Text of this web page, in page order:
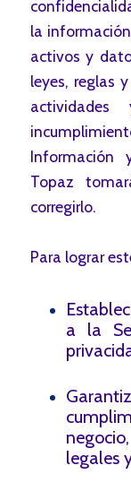
la
activos y
leyes, reglas
Información
Topaz
corregirlo.
Para lograr
a la
legales